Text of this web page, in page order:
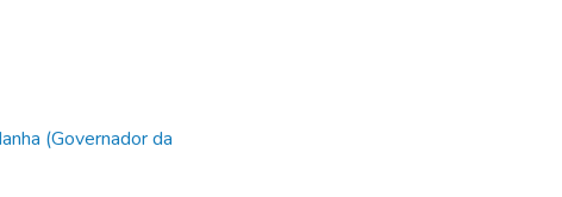
(Governador da